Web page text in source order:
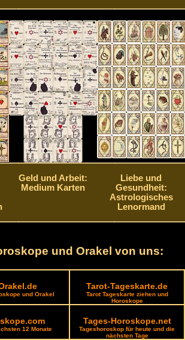
Geld und Arbeit:
Medium Karten
Liebe und
Gesundheit:
Astrologisches
Lenormand
und Orakel von uns:
und Orakel
Tarot-Tageskarte.de
Tarot Tageskarte ziehen und
Horoskope
12 Monate
Tages-Horoskope.net
Tageshoroskop für heute und die
nächsten Tage